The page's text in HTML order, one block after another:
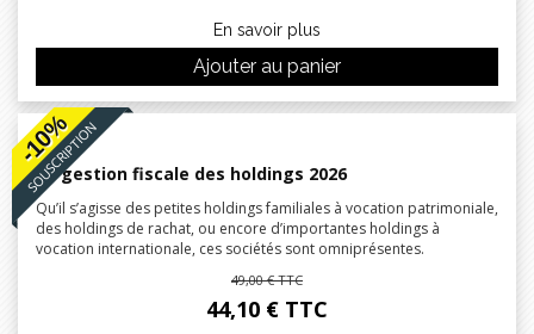
En savoir plus
Ajouter au panier
SOUSCRIPTION
-10%
La gestion fiscale des holdings 2026
Qu’il s’agisse des petites holdings familiales à vocation patrimoniale,
des holdings de rachat, ou encore d’importantes holdings à
vocation internationale, ces sociétés sont omniprésentes.
49,00 € TTC
44,10 € TTC